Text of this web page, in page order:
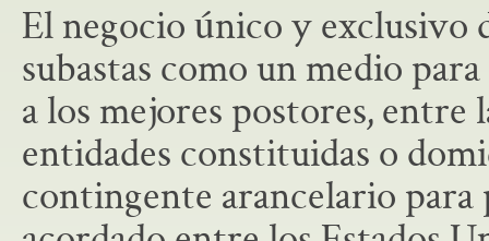
El negocio único y exclusivo
subastas como un medio
a los mejores postores, entre
entidades constituidas o
contingente arancelario